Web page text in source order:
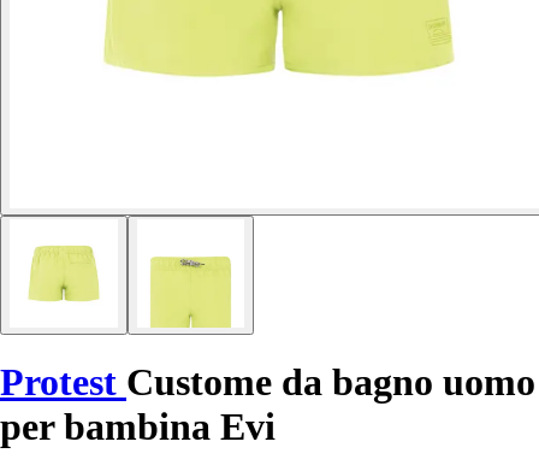
Protest Custome da bagno uomo
per bambina Evi